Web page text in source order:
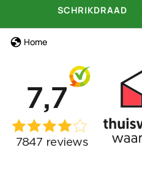
SCHRIKDRAAD
Home